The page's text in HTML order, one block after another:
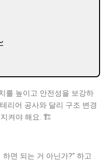
를 높이고 안전성을 보강하
리어 공사와 달리 구조 변경
지켜야 해요. 🏗️
면 되는 거 아닌가?" 하고